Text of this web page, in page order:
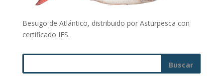
Besugo de Atlántico, distribuido por Asturpesca con
certificado IFS.